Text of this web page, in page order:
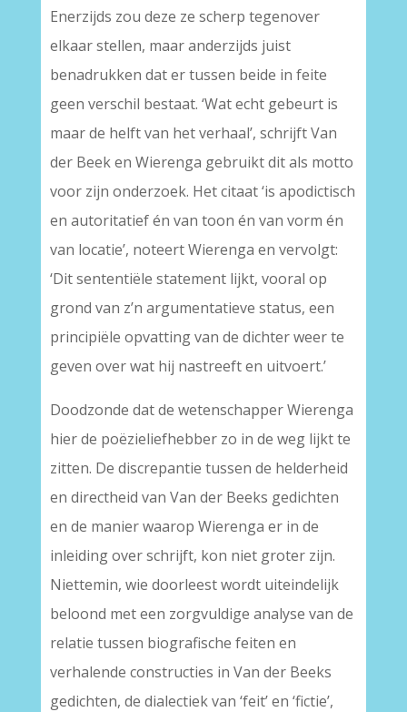
Enerzijds zou deze ze scherp tegenover
elkaar stellen, maar anderzijds juist
benadrukken dat er tussen beide in feite
geen verschil bestaat. ‘Wat echt gebeurt is
maar de helft van het verhaal’, schrijft Van
der Beek en Wierenga gebruikt dit als motto
voor zijn onderzoek. Het citaat ‘is apodictisch
en autoritatief én van toon én van vorm én
van locatie’, noteert Wierenga en vervolgt:
‘Dit sententiële statement lijkt, vooral op
grond van z’n argumentatieve status, een
principiële opvatting van de dichter weer te
geven over wat hij nastreeft en uitvoert.’
Doodzonde dat de wetenschapper Wierenga
hier de poëzieliefhebber zo in de weg lijkt te
zitten. De discrepantie tussen de helderheid
en directheid van Van der Beeks gedichten
en de manier waarop Wierenga er in de
inleiding over schrijft, kon niet groter zijn.
Niettemin, wie doorleest wordt uiteindelijk
beloond met een zorgvuldige analyse van de
relatie tussen biografische feiten en
verhalende constructies in Van der Beeks
gedichten, de dialectiek van ‘feit’ en ‘fictie’,